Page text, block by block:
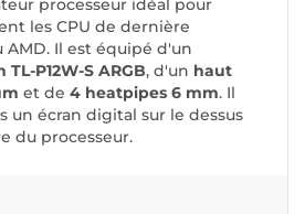
processeur idéal pour
les CPU de dernière
Il est équipé d'un
P12W-S ARGB, d'un haut
et de 4 heatpipes 6 mm. Il
un écran digital sur le dessus
du processeur.